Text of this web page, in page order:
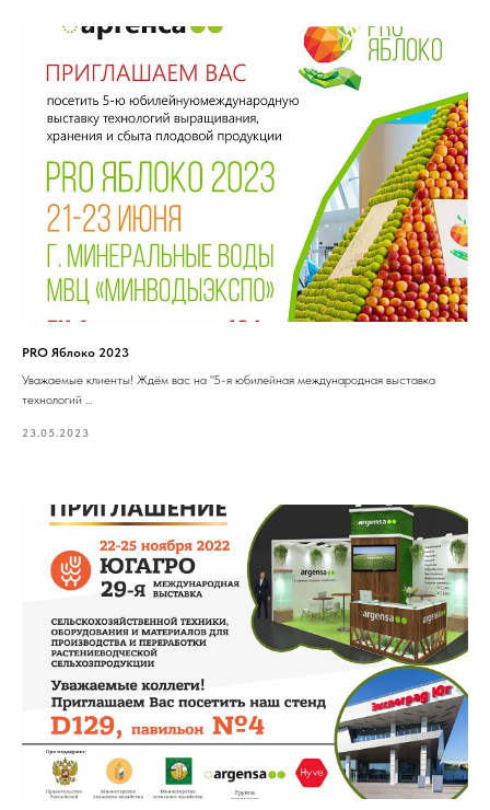
PRO Яблоко 2023
Уважаемые клиенты! Ждём вас на "5-я юбилейная международная выставка
технологий ...
23.05.2023